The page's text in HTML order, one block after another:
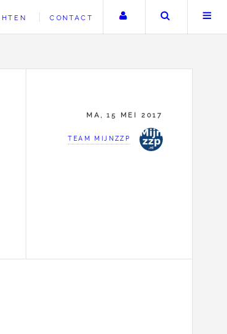
CONTACT Uw accountZoeken
MA, 15 MEI 2017
TEAM MIJNZZP